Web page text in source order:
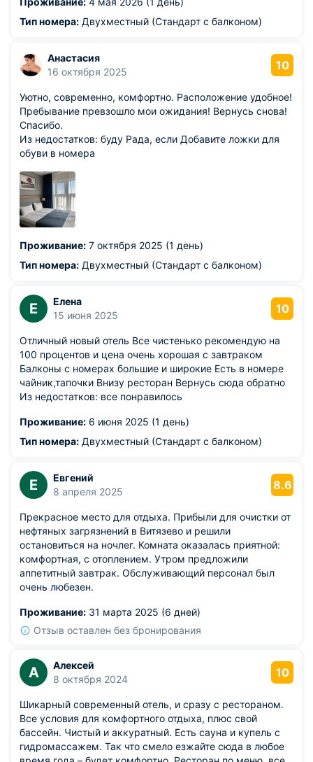
Тип номера: Двухместный (Стандарт с балконом)
Анастасия
16 октября 2025
10
Уютно, современно, комфортно. Расположение удобное!
Пребывание превзошло мои ожидания! Вернусь снова!
Спасибо.
Из недостатков: буду Рада, если Добавите ложки для
обуви в номера
Проживание: 7 октября 2025 (1 день)
Тип номера: Двухместный (Стандарт с балконом)
Е
Елена
15 июня 2025
10
Отличный новый отель Все чистенько рекомендую на
100 процентов и цена очень хорошая с завтраком
Балконы с номерах большие и широкие Есть в номере
чайник,тапочки Внизу ресторан Вернусь сюда обратно
Из недостатков: все понравилось
Проживание: 6 июня 2025 (1 день)
Тип номера: Двухместный (Стандарт с балконом)
Е
Евгений
8 апреля 2025
8.6
Прекрасное место для отдыха. Прибыли для очистки от
нефтяных загрязнений в Витязево и решили
остановиться на ночлег. Комната оказалась приятной:
комфортная, с отоплением. Утром предложили
аппетитный завтрак. Обслуживающий персонал был
очень любезен.
Проживание: 31 марта 2025 (6 дней)
Отзыв оставлен без бронирования
А
Алексей
8 октября 2024
10
Шикарный современный отель, и сразу с рестораном.
Все условия для комфортного отдыха, плюс свой
бассейн. Чистый и аккуратный. Есть сауна и купель с
гидромассажем. Так что смело езжайте сюда в любое